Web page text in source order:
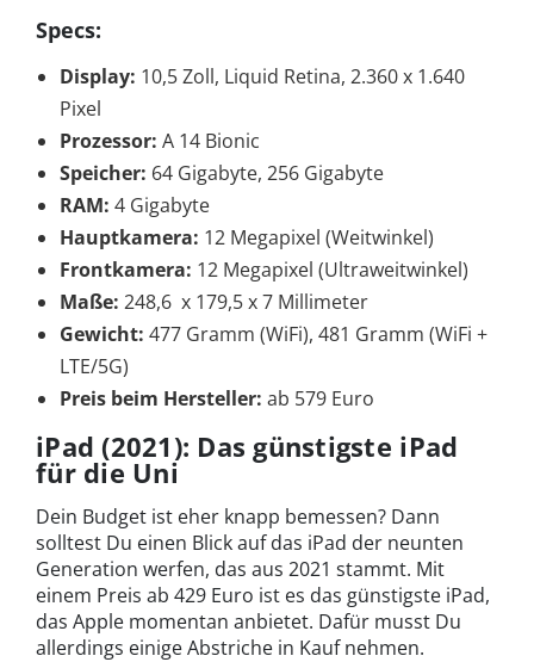
Specs:
Display: 10,5 Zoll, Liquid Retina, 2.360 x 1.640
Pixel
Prozessor: A 14 Bionic
Speicher: 64 Gigabyte, 256 Gigabyte
RAM: 4 Gigabyte
Hauptkamera: 12 Megapixel (Weitwinkel)
Frontkamera: 12 Megapixel (Ultraweitwinkel)
Maße: 248,6 x 179,5 x 7 Millimeter
Gewicht: 477 Gramm (WiFi), 481 Gramm (WiFi +
LTE/5G)
Preis beim Hersteller: ab 579 Euro
iPad (2021): Das günstigste iPad
für die Uni
Dein Budget ist eher knapp bemessen? Dann
solltest Du einen Blick auf das iPad der neunten
Generation werfen, das aus 2021 stammt. Mit
einem Preis ab 429 Euro ist es das günstigste iPad,
das Apple momentan anbietet. Dafür musst Du
allerdings einige Abstriche in Kauf nehmen.